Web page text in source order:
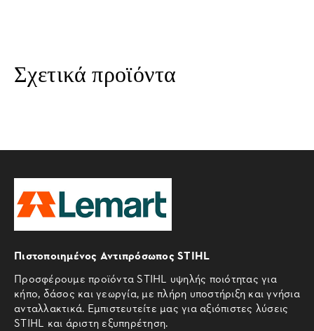
Σχετικά προϊόντα
Πιστοποιημένος Αντιπρόσωπος STIHL
Προσφέρουμε προϊόντα STIHL υψηλής ποιότητας για
κήπο, δάσος και γεωργία, με πλήρη υποστήριξη και γνήσια
ανταλλακτικά. Εμπιστευτείτε μας για αξιόπιστες λύσεις
STIHL και άριστη εξυπηρέτηση.